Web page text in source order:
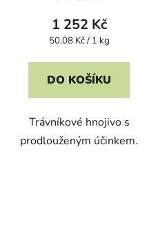
1 252 Kč
Měrná
50,08 Kč / 1 kg
DO KOŠÍKU
Trávníkové hnojivo s
prodlouženým účinkem.